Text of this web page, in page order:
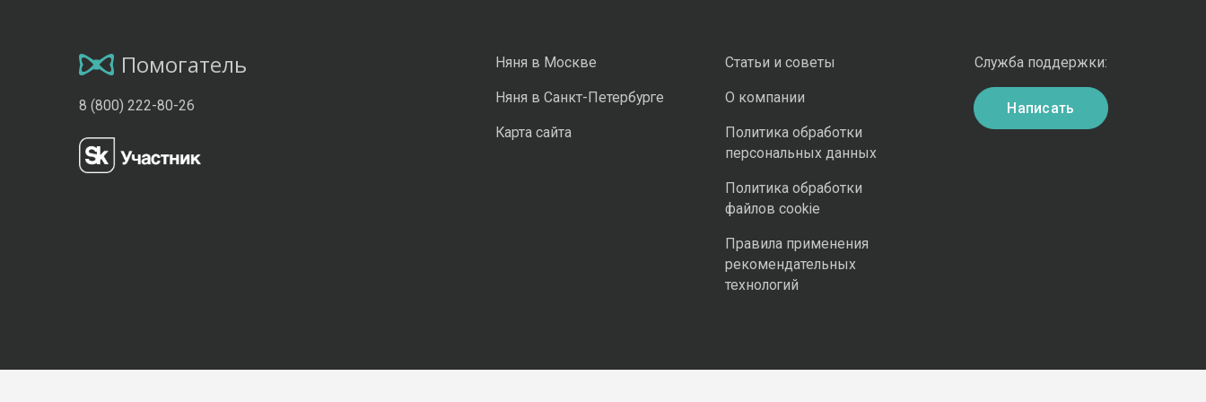
Помогатель
8 (800) 222-80-26
Няня в Москве
Няня в Санкт-Петербурге
Карта сайта
Статьи и советы
О компании
Политика обработки
персональных данных
Политика обработки
файлов cookie
Правила применения
рекомендательных
технологий
Служба поддержки:
Написать